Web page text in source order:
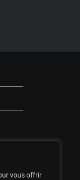
vous offrir